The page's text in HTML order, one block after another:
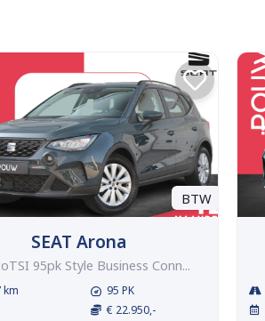
BTW
SEAT Arona
95pk Style Business Conn...
km
95 PK
€ 22.950,-